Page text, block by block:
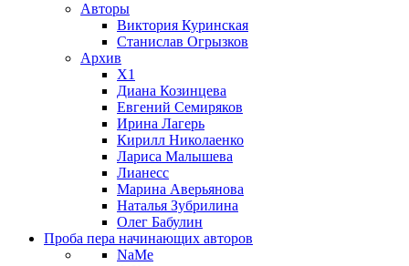
Авторы
Виктория Куринская
Станислав Огрызков
Архив
X1
Диана Козинцева
Евгений Семиряков
Ирина Лагерь
Кирилл Николаенко
Лариса Малышева
Лианесс
Марина Аверьянова
Наталья Зубрилина
Олег Бабулин
Проба пера начинающих авторов
NaMe